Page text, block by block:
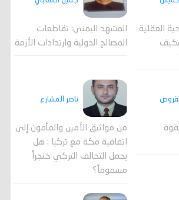
العقلية
فكيف
المشهد اليمني: تقاطعات
المصالح الدولية وارتدادات الأزمة
ناصر المشارع
من مواثيق الأمين والمأمون إلى
اتفاقية مكة مع تركيا : هل
يحمل التحالف التركي خنجراً
مسموماً؟